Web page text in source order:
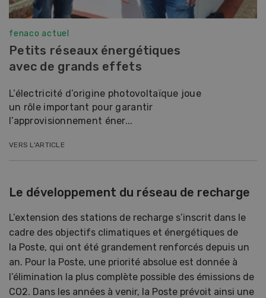
fenaco actuel
Petits réseaux énergétiques
avec de grands effets
L’électricité d’origine photovoltaïque joue
un rôle important pour garantir
l’approvisionnement éner...
VERS L'ARTICLE
Le développement du réseau de recharge
L’extension des stations de recharge s’inscrit dans le
cadre des objectifs climatiques et énergétiques de
la Poste, qui ont été grandement renforcés depuis un
an. Pour la Poste, une priorité absolue est donnée à
l’élimination la plus complète possible des émissions de
CO2. Dans les années à venir, la Poste prévoit ainsi une